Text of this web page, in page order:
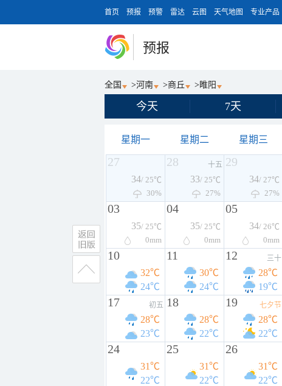
首页 预报 预警 雷达 云图 天气地图 专业产品
预报
全国 >河南 >商丘 > 睢阳
今天 7天
星期一 星期二 星期三
27
34/ 25℃
30%
28 十五
33/ 25℃
27%
29
34/ 27℃
27%
03
35/ 25℃
0mm
04
35/ 25℃
0mm
05
34/ 26℃
0mm
10
32℃
24℃
11
30℃
24℃
12 三十
28℃
19℃
17 初五
28℃
23℃
18
28℃
22℃
19 七夕节
28℃
22℃
24
31℃
22℃
25
31℃
22℃
26
31℃
22℃